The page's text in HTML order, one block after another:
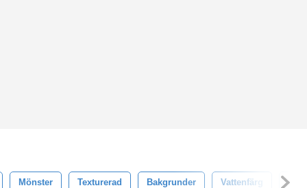
Mönster Texturerad Bakgrunder Vattenfärg